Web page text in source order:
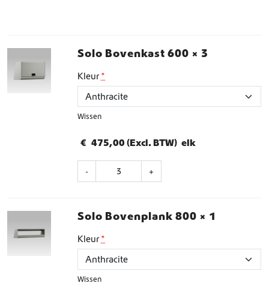
8
0
0
Solo Bovenkast 600 × 3
Kleur *
Wissen
€ 475,00 (Excl. BTW) elk
-
B
v
n
k
+
Solo Bovenplank 800 × 1
Kleur *
Wissen